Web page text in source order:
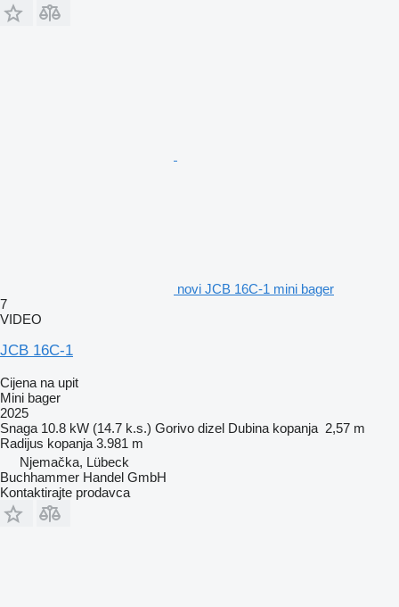
novi JCB 16C-1 mini bager
7
VIDEO
JCB 16C-1
Cijena na upit
Mini bager
2025
Snaga 10.8 kW (14.7 k.s.) Gorivo dizel Dubina kopanja 2,57 m
Radijus kopanja 3.981 m
Njemačka, Lübeck
Buchhammer Handel GmbH
Kontaktirajte prodavca